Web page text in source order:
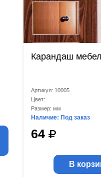
Карандаш
Артикул: 10005
Цвет:
Размер: мм
Наличие: Под заказ
64
В